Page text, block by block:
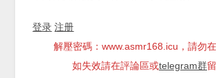
登录 注册
解壓密碼：www.asmr168.icu，請勿在
如失效請在評論區或telegram群